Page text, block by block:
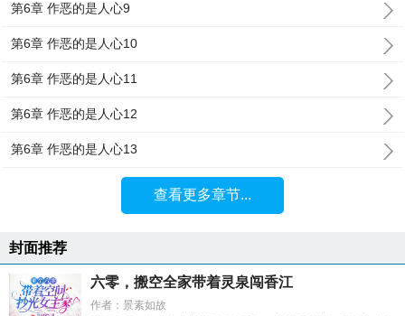
第6章 作恶的是人心9
第6章 作恶的是人心10
第6章 作恶的是人心11
第6章 作恶的是人心12
第6章 作恶的是人心13
查看更多章节...
封面推荐
六零，搬空全家带着灵泉闯香江
作者：景素如故